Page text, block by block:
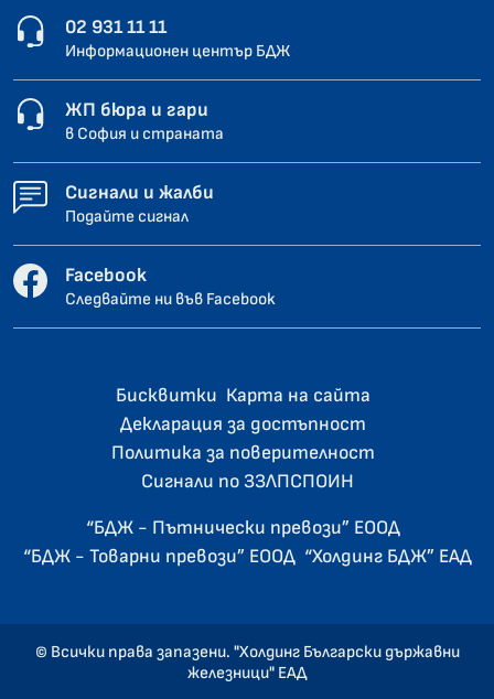
02 931 11 11
Информационен център БДЖ
ЖП бюра и гари
в София и страната
Сигнали и жалби
Подайте сигнал
Facebook
Следвайте ни във Facebook
Бисквитки Карта на сайта
Декларация за достъпност
Политика за поверителност
Сигнали по ЗЗЛПСПОИН
“БДЖ - Пътнически превози” ЕООД
“БДЖ - Товарни превози” ЕООД “Холдинг БДЖ” ЕАД
© Всички права запазени. "Холдинг Български държавни
железници" ЕАД